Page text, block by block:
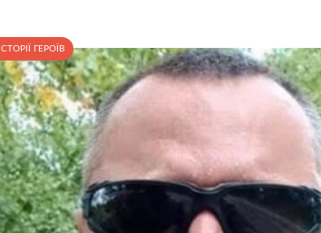
ІСТОРІЇ ГЕРОЇВ